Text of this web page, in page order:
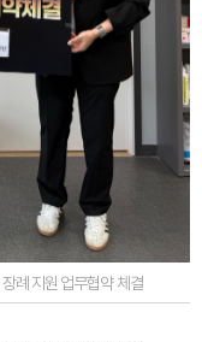
례 지원 업무협약 체결